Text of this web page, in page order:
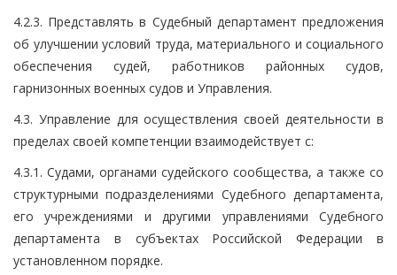
4.2.3. Представлять в Судебный департамент предложения
об улучшении условий труда, материального и социального
обеспечения судей, работников районных судов,
гарнизонных военных судов и Управления.
4.3. Управление для осуществления своей деятельности в
пределах своей компетенции взаимодействует с:
4.3.1. Судами, органами судейского сообщества, а также со
структурными подразделениями Судебного департамента,
его учреждениями и другими управлениями Судебного
департамента в субъектах Российской Федерации в
установленном порядке.